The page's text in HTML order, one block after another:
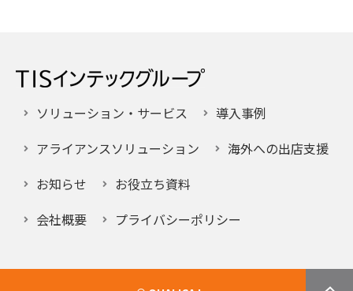
ソリューション・サービス
導入事例
アライアンスソリューション
海外への出店支援
お知らせ
お役立ち資料
会社概要
プライバシーポリシー